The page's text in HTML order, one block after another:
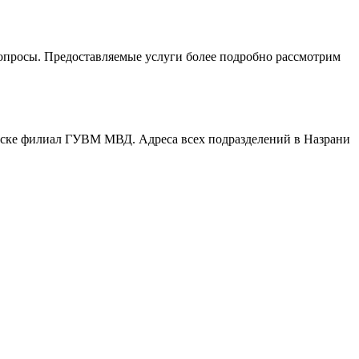
Предоставляемые услуги более подробно рассмотрим
филиал ГУВМ МВД. Адреса всех подразделений в Назрани